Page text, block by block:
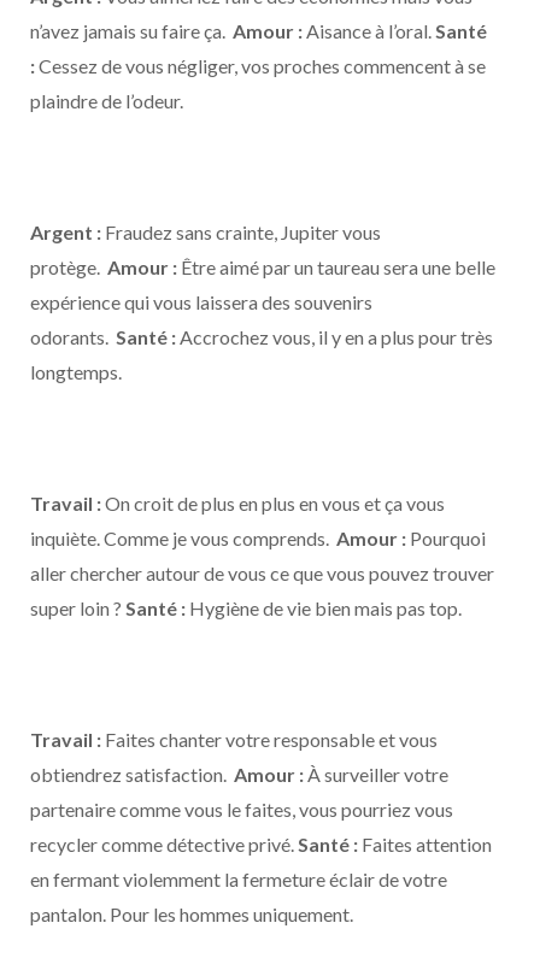
n’avez jamais su faire ça. Amour :Aisance à l’oral.Santé
:Cessez de vous négliger, vos proches commencent à se
plaindre de l’odeur.
Argent : Fraudez sans crainte, Jupiter vous
protège. Amour : Être aimé par un taureau sera une belle
expérience qui vous laissera des souvenirs
odorants. Santé :Accrochez vous, il y en a plus pour très
longtemps.
Travail :On croit de plus en plus en vous et ça vous
inquiète. Comme je vous comprends. Amour : Pourquoi
aller chercher autour de vous ce que vous pouvez trouver
super loin ? Santé : Hygiène de vie bien mais pas top.
Travail : Faites chanter votre responsable et vous
obtiendrez satisfaction. Amour :À surveiller votre
partenaire comme vous le faites, vous pourriez vous
recycler comme détective privé.Santé : Faites attention
en fermant violemment la fermeture éclair de votre
pantalon. Pour les hommes uniquement.